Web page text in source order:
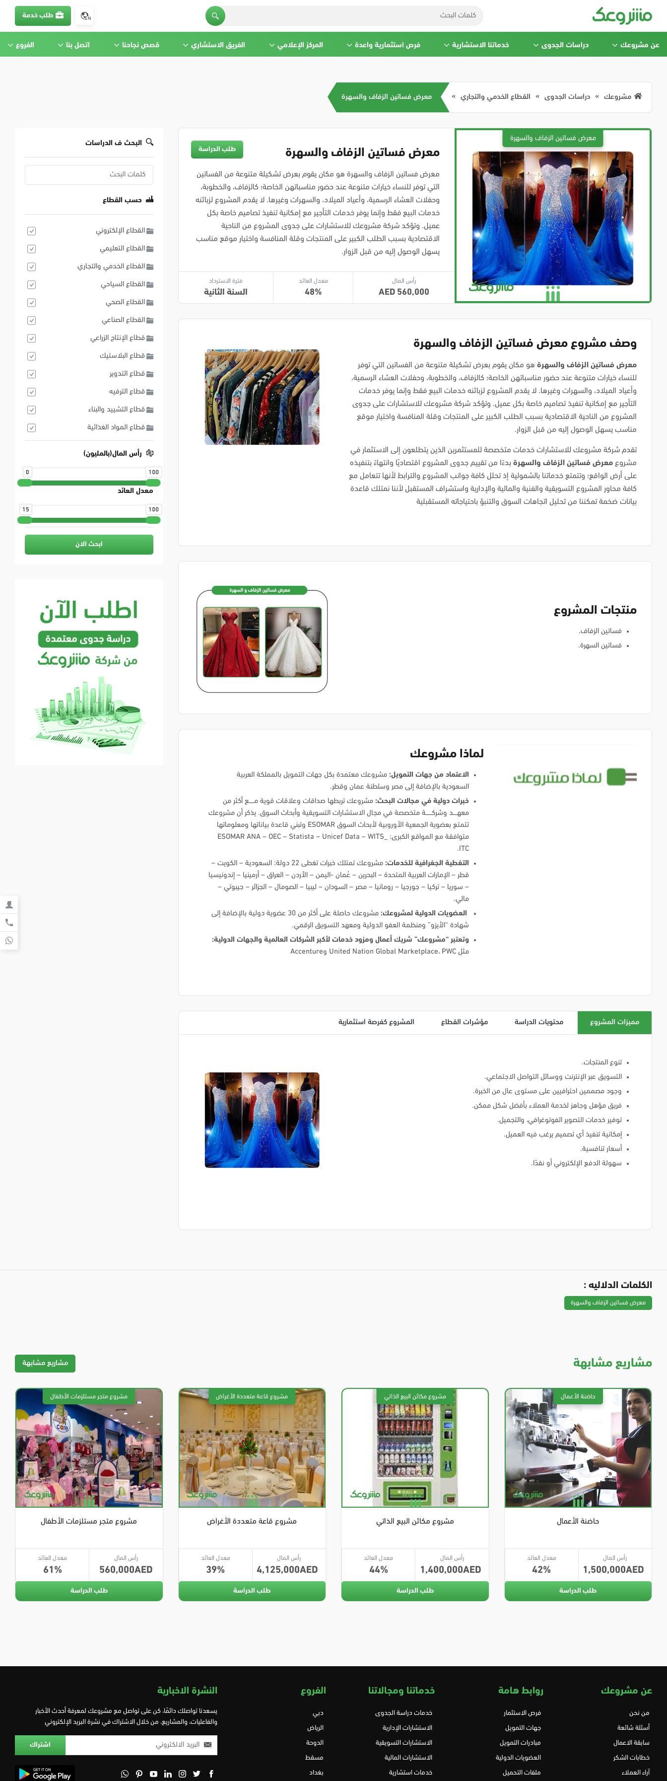
EN طلب خدمة
عن مشروعك دراسات الجدوى خدماتنا الاستشارية فرص استثمارية واعدة المركز الإعلامي الفريق الاستشاري قصص نجاحنا اتصل بنا الفروع
مشروعك دراسات الجدوى القطاع الخدمي والتجاري معرض فساتين الزفاف والسهرة
معرض فساتين الزفاف والسهرة طلب الدراسة
معرض فساتين الزفاف والسهرة هو مكان يقوم بعرض تشكيلة متنوعة من الفساتين
التي توفر للنساء خيارات متنوعة عند حضور مناسباتهن الخاصة؛ كالزفاف، والخطوبة،
وحفلات العشاء الرسمية، وأعياد الميلاد، والسهرات وغيرها. لا يقدم المشروع لزبائنه
خدمات البيع فقط وإنما يوفر خدمات التأجير مع إمكانية تنفيذ تصاميم خاصة بكل
عميل. وتؤكد شركة مشروعك للاستشارات على جدوى المشروع من الناحية
الاقتصادية بسبب الطلب الكبير على المنتجات وقلة المنافسة واختيار موقع مناسب
يسهل الوصول إليه من قبل الزوار.
رأس المال
560,000
معدل العائد
48
فترة الاسترداد
السنة الثانية
وصف مشروع معرض فساتين الزفاف والسهرة
معرض فساتين الزفاف والسهرة هو مكان يقوم بعرض تشكيلة متنوعة من الفساتين التي توفر
للنساء خيارات متنوعة عند حضور مناسباتهن الخاصة؛ كالزفاف، والخطوبة، وحفلات العشاء الرسمية،
وأعياد الميلاد، والسهرات وغيرها. لا يقدم المشروع لزبائنه خدمات البيع فقط وإنما يوفر خدمات
التأجير مع إمكانية تنفيذ تصاميم خاصة بكل عميل. وتؤكد شركة مشروعك للاستشارات على جدوى
المشروع من الناحية الاقتصادية بسبب الطلب الكبير على المنتجات وقلة المنافسة واختيار موقع
مناسب يسهل الوصول إليه من قبل الزوار.
تقدم شركة مشروعك للاستشارات خدمات متخصصة للمستثمرين الذين يتطلعون إلى الاستثمار في
مشروعمعرض فساتين الزفاف والسهرة بدءًا من تقييم جدوى المشروع اقتصاديًا وانتهاءً بتنفيذه
على أرض الواقع؛ وتتمتع خدماتنا بالشمولية إذ تحلل كافة جوانب المشروع والترابط لأنها تتعامل مع
كافة محاور المشروع التسويقية والفنية والمالية والإدارية واستشراف المستقبل لأننا نمتلك قاعدة
بيانات ضخمة تمكننا من تحليل اتجاهات السوق والتنبؤ باحتياجاته المستقبلية
منتجات المشروع
فساتين الزفاف.
فساتين السهرة.
لماذا مشروعك
الاعتماد من جهات التمويل: مشروعك معتمدة بكل جهات التمويل بالمملكة العربية
السعودية بالإضافة إلى مصر وسلطنة عمان وقطر.
خبرات دولية في مجالات البحث: مشروعك تربطها صداقات وعلاقات قوية مـــــع أكثر من
معهــــد وشركــــــة متخصصة في مجال الاستشارات التسويقية وأبحاث السوق. يذكر أن مشروعك
تتمتع بعضوية الجمعية الأوروبية لأبحاث السوق ESOMAR وتبني قاعدة بياناتها ومعلوماتها
متوافقة مع المواقع الكبرى: ESOMAR ANA – OEC – Statista – Unicef Data – WITS_
ITC.
التغطية الجغرافية للخدمات:
مشروعك تمتلك خبرات تغطى 22 دولة: السعودية – الكويت –
قطر – الإمارات العربية المتحدة – البحرين – عُمان -اليمن – الأردن – العراق – أرمينيا – إندونيسيا
– سوريا – تركيا – جورجيا – رومانيا – مصر – السودان – ليبيا – الصومال – الجزائر – جيبوتي –
مالي.
العضويات الدولية لمشروعك:
مشروعك حاصلة على أكثر من 30 عضوية دولية بالإضافة إلى
شهادة “الأيزو” ومنظمة العفو الدولية ومعهد التسويق الرقمي.
وتعتبر “مشروعك” شريك أعمال ومزود خدمات لأكبر الشركات العالمية والجهات الدولية:
مثل United Nation Global Marketplace، PWC وAccenture
مميزات المشروع محتويات الدراسة مؤشرات القطاع المشروع كفرصة استثمارية
تنوع المنتجات.
التسويق عبر الإنترنت ووسائل التواصل الاجتماعي.
وجود مصممين احترافيين على مستوى عال من الخبرة.
فريق مؤهل وجاهز لخدمة العملاء بأفضل شكل ممكن.
توفير خدمات التصوير الفوتوغرافي، والتجميل.
إمكانية تنفيذ أي تصميم يرغب فيه العميل.
أسعار تنافسية.
سهولة الدفع الإلكتروني أو نقدًا.
البحث ف الدراسات
حسب القطاع
القطاع الإلكتروني
القطاع التعليمي
القطاع الخدمي والتجاري
القطاع السياحي
القطاع الصحي
القطاع الصناعي
قطاع الإنتاج الزراعي
قطاع البلاستيك
قطاع التدوير
قطاع الترفيه
قطاع التشييد والبناء
قطاع المواد الغذائية
رأس المال(بالمليون)
0 100
معدل العائد
15 100
ابحث الان
الكلمات الدلاليه :
معرض فساتين الزفاف والسهرة
مشاريع مشابهة مشاريع مشابهة
حاضنة الأعمال
رأس المال
1,500,000
معدل العائد
42
طلب الدراسة
مشروع مكائن البيع الذاتي
رأس المال
1,400,000
معدل العائد
44
طلب الدراسة
مشروع قاعة متعددة الأغراض
رأس المال
4,125,000
معدل العائد
39
طلب الدراسة
مشروع متجر مستلزمات الأطفال
رأس المال
560,000
معدل العائد
61
طلب الدراسة
عن مشروعك
من نحن
أسئلة شائعة
سابقة الاعمال
خطابات الشكر
آراء العملاء
روابط هامة
فرص الاستثمار
جهات التمويل
مبادرات التمويل
العضويات الدولية
ملفات التحميل
خدماتنا ومجالاتنا
خدمات دراسة الجدوى
الاستشارات الإدارية
الاستشارات التسويقية
الاستشارات المالية
خدمات استشارية
الفروع
دبي
الرياض
الدوحة
مسقط
بغداد
النشرة الاخبارية
يسعدنا تواصلك دائمًا، كن على تواصل مع مشروعك لمعرفة أحدث الأخبار
والفاعليات، والمشاريع، من خلال الاشتراك في نشرة البريد الإلكتروني